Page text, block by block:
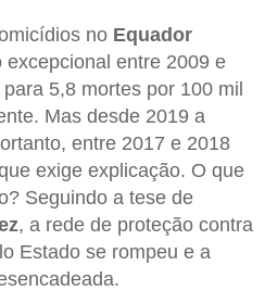
no Equador
entre 2009 e
5,8 mortes por 100 mil
Mas desde 2019 a
entre 2017 e 2018
exige explicação. O que
Seguindo a tese de
, a rede de proteção contra
Estado se rompeu e a